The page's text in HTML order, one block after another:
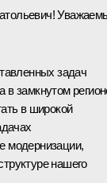
задач
в замкнутом
в широкой
модернизации,
нашего